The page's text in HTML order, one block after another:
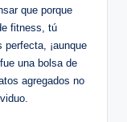
que porque
fitness, tú
¡aunque
una bolsa de
agregados no